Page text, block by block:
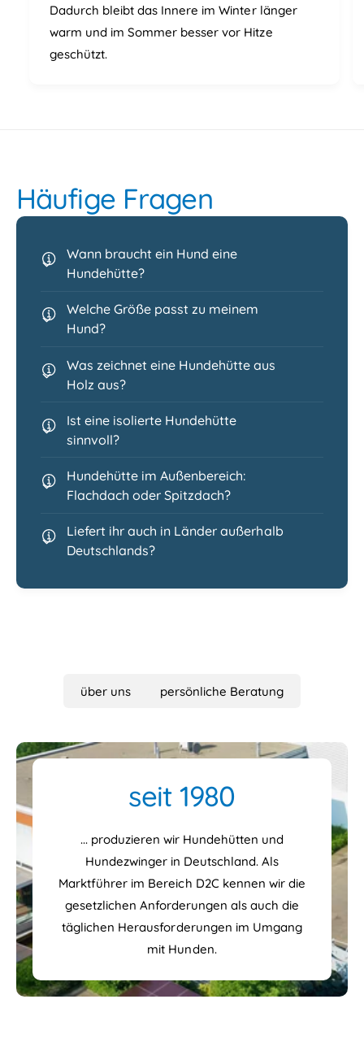
Dadurch bleibt das Innere im Winter länger
warm und im Sommer besser vor Hitze
geschützt.
Häufige Fragen
Wann braucht ein Hund eine
Hundehütte?
Welche Größe passt zu meinem
Hund?
Was zeichnet eine Hundehütte aus
Holz aus?
Ist eine isolierte Hundehütte
sinnvoll?
Hundehütte im Außenbereich:
Flachdach oder Spitzdach?
Liefert ihr auch in Länder außerhalb
Deutschlands?
über uns persönliche Beratung
seit 1980
... produzieren wir Hundehütten und
Hundezwinger in Deutschland. Als
Marktführer im Bereich D2C kennen wir die
gesetzlichen Anforderungen als auch die
täglichen Herausforderungen im Umgang
mit Hunden.